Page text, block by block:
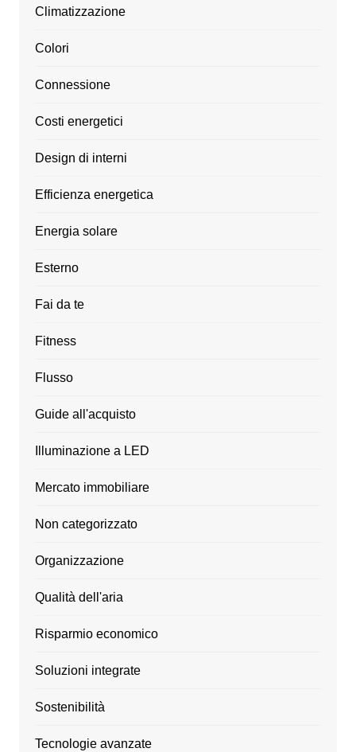
Climatizzazione
Colori
Connessione
Costi energetici
Design di interni
Efficienza energetica
Energia solare
Esterno
Fai da te
Fitness
Flusso
Guide all'acquisto
Illuminazione a LED
Mercato immobiliare
Non categorizzato
Organizzazione
Qualità dell'aria
Risparmio economico
Soluzioni integrate
Sostenibilità
Tecnologie avanzate